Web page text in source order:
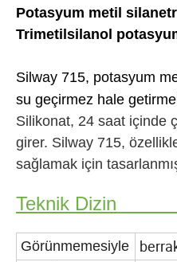
Potasyum metil
Trimetilsilanol
Silway 715, potasyum
su geçirmez hale
Silikonat, 24 saat içinde
girer. Silway 715,
sağlamak için
Teknik
Görünmemesiyle